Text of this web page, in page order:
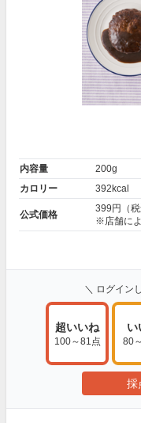
内容量
200g
カロリー
392kcal
公式価格
399円（税
※店舗に
＼ ログイン
超いいね
100～81点
い
80
採